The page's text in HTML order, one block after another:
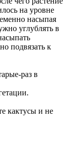
на уровне
насыпая
углублять в
подвязать к
раз в
кактусы и не